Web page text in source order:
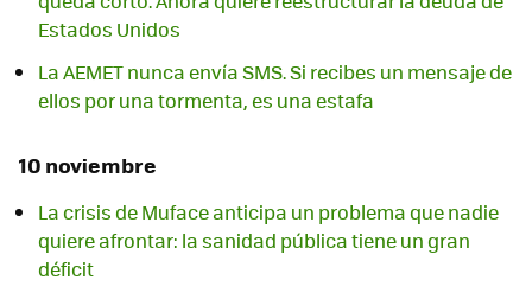
Estados Unidos
La AEMET nunca envía SMS. Si recibes un mensaje de
ellos por una tormenta, es una estafa
10 noviembre
La crisis de Muface anticipa un problema que nadie
quiere afrontar: la sanidad pública tiene un gran
déficit